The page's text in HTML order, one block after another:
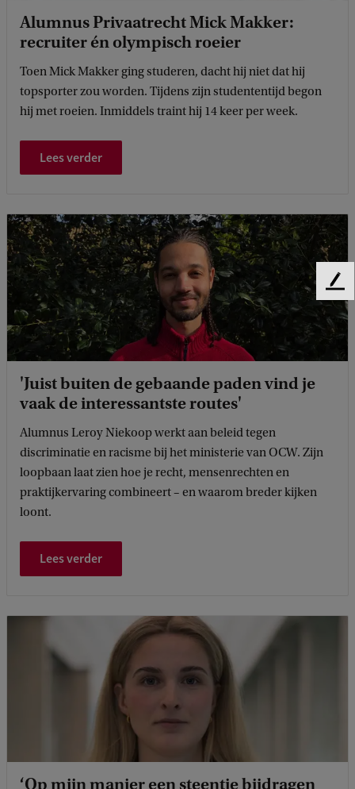
Alumnus Privaatrecht Mick Makker:
recruiter én olympisch roeier
Toen Mick Makker ging studeren, dacht hij niet dat hij
topsporter zou worden. Tijdens zijn studententijd begon
hij met roeien. Inmiddels traint hij 14 keer per week.
Lees verder
'Juist buiten de gebaande paden vind je
vaak de interessantste routes'
Alumnus Leroy Niekoop werkt aan beleid tegen
discriminatie en racisme bij het ministerie van OCW. Zijn
loopbaan laat zien hoe je recht, mensenrechten en
praktijkervaring combineert – en waarom breder kijken
loont.
Lees verder
‘Op mijn manier een steentje bijdragen
F
b